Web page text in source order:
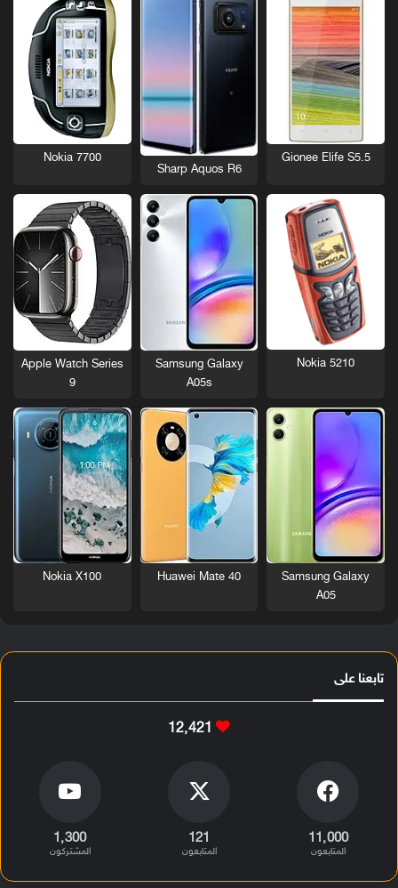
Gionee Elife S5.5
Sharp Aquos R6
Nokia 7700
Nokia 5210
Samsung Galaxy
A05s
Apple Watch Series
9
Samsung Galaxy
A05
Huawei Mate 40
Nokia X100
تابعنا على
12٬421
11٬000
المتابعون
121
المتابعون
1٬300
المشتركون